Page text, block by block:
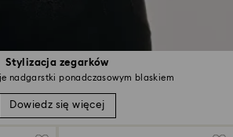
Stylizacja zegarków
nadgarstki ponadczasowym blaskiem
Dowiedz się więcej